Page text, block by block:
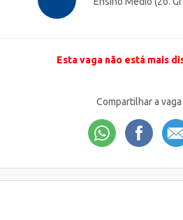
Esta vaga não está mais
Compartilhar a vaga